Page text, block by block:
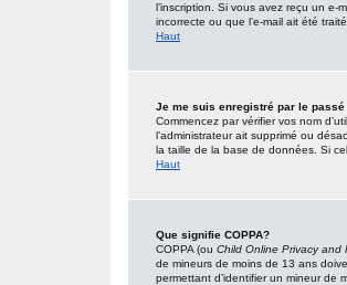
l’inscription. Si vous avez reçu un e-
incorrecte ou que l’e-mail ait été
Haut
Je me suis enregistré par le
Commencez par vérifier vos nom
l’administrateur ait supprimé ou
la taille de la base de données. Si
Haut
Que signifie COPPA?
COPPA (ou Child Online Privacy and
de mineurs de moins de 13 ans
permettant d’identifier un mineur de